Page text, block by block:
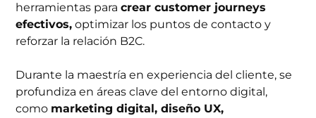
herramientas paracrear customer journeys
efectivos, optimizar los puntos de contacto y
reforzar la relación B2C.
Durante la maestría en experiencia del cliente, se
profundiza en áreas clave del entorno digital,
como marketing digital, diseño UX,